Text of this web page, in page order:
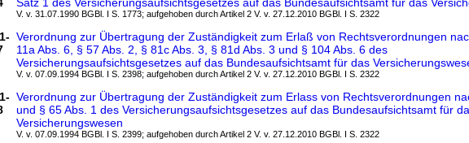
V. v. 31.07.1990 BGBl. I S. 1773; aufgehoben durch Artikel 2 V. v. 27.12.2010 BGBl. I S. 2322
Verordnung zur Übertragung der Zuständigkeit zum Erlaß von Rechtsverordnungen
11a Abs. 6, § 57 Abs. 2, § 81c Abs. 3, § 81d Abs. 3 und § 104 Abs. 6 des
Versicherungsaufsichtsgesetzes auf das Bundesaufsichtsamt für das
V. v. 07.09.1994 BGBl. I S. 2398; aufgehoben durch Artikel 2 V. v. 27.12.2010 BGBl. I S. 2322
Verordnung zur Übertragung der Zuständigkeit zum Erlass von Rechtsverordnungen
und § 65 Abs. 1 des Versicherungsaufsichtsgesetzes auf das Bundesaufsichtsamt für
Versicherungswesen
V. v. 07.09.1994 BGBl. I S. 2399; aufgehoben durch Artikel 2 V. v. 27.12.2010 BGBl. I S. 2322